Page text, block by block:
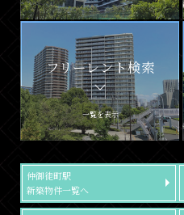
フリーレント検索
一覧を表示
仲御徒町駅
新築物件一覧へ